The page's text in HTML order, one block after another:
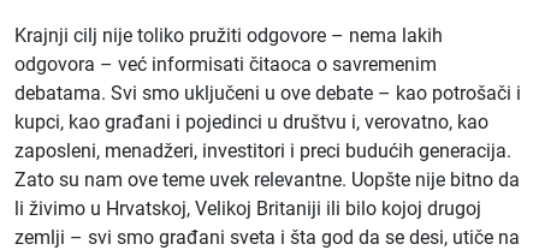
Krajnji cilj nije toliko pružiti odgovore – nema lakih
odgovora – već informisati čitaoca o savremenim
debatama. Svi smo uključeni u ove debate – kao potrošači i
kupci, kao građani i pojedinci u društvu i, verovatno, kao
zaposleni, menadžeri, investitori i preci budućih generacija.
Zato su nam ove teme uvek relevantne. Uopšte nije bitno da
li živimo u Hrvatskoj, Velikoj Britaniji ili bilo kojoj drugoj
zemlji – svi smo građani sveta i šta god da se desi, utiče na